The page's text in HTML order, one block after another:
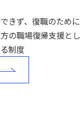
きず、復職のため
の職場復帰支援と
制度